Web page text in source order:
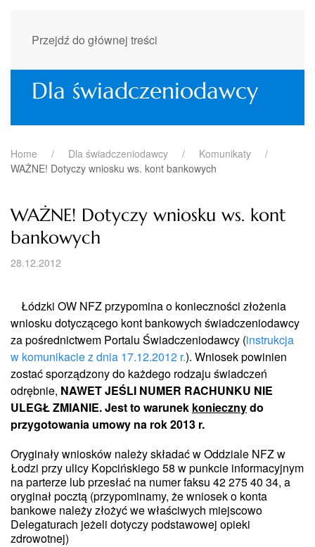
Przejdź do głównej treści
Dla świadczeniodawcy
Home Dla świadczeniodawcy
Komunikaty
WAŻNE! Dotyczy wniosku ws. kont bankowych
WAŻNE! Dotyczy wniosku ws. kont
bankowych
28.12.2012
Łódzki OW NFZ przypomina o konieczności złożenia
wniosku dotyczącego kont bankowych świadczeniodawcy
za pośrednictwem Portalu Świadczeniodawcy (instrukcja
w komunikacie z dnia 17.12.2012 r.). Wniosek powinien
zostać sporządzony do każdego rodzaju świadczeń
odrębnie, NAWET JEŚLI NUMER RACHUNKU NIE
ULEGŁ ZMIANIE. Jest to warunek koniecznydo
przygotowania umowy na rok 2013 r.
Oryginały wniosków należy składać w Oddziale NFZ w
Łodzi przy ulicy Kopcińskiego 58 w punkcie informacyjnym
na parterze lub przesłać na numer faksu 42 275 40 34, a
oryginał pocztą (przypominamy, że wniosek o konta
bankowe należy złożyć we właściwych miejscowo
Delegaturach jeżeli dotyczy podstawowej opieki
zdrowotnej)